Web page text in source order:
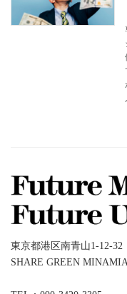
東京都港区南青山1-12-32
SHARE GREEN